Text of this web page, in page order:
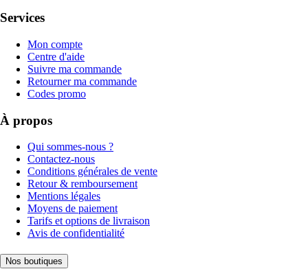
Services
Mon compte
Centre d'aide
Suivre ma commande
Retourner ma commande
Codes promo
À propos
Qui sommes-nous ?
Contactez-nous
Conditions générales de vente
Retour & remboursement
Mentions légales
Moyens de paiement
Tarifs et options de livraison
Avis de confidentialité
Nos boutiques